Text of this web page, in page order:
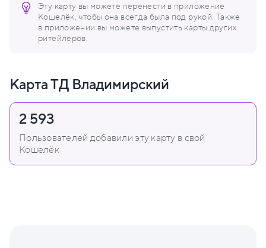
Эту карту вы можете перенести в приложение
Кошелёк, чтобы она всегда была под рукой. Также
в приложении вы можете выпустить карты других
ритейлеров.
Карта ТД Владимирский
2 593
Пользователей добавили эту карту в свой
Кошелёк